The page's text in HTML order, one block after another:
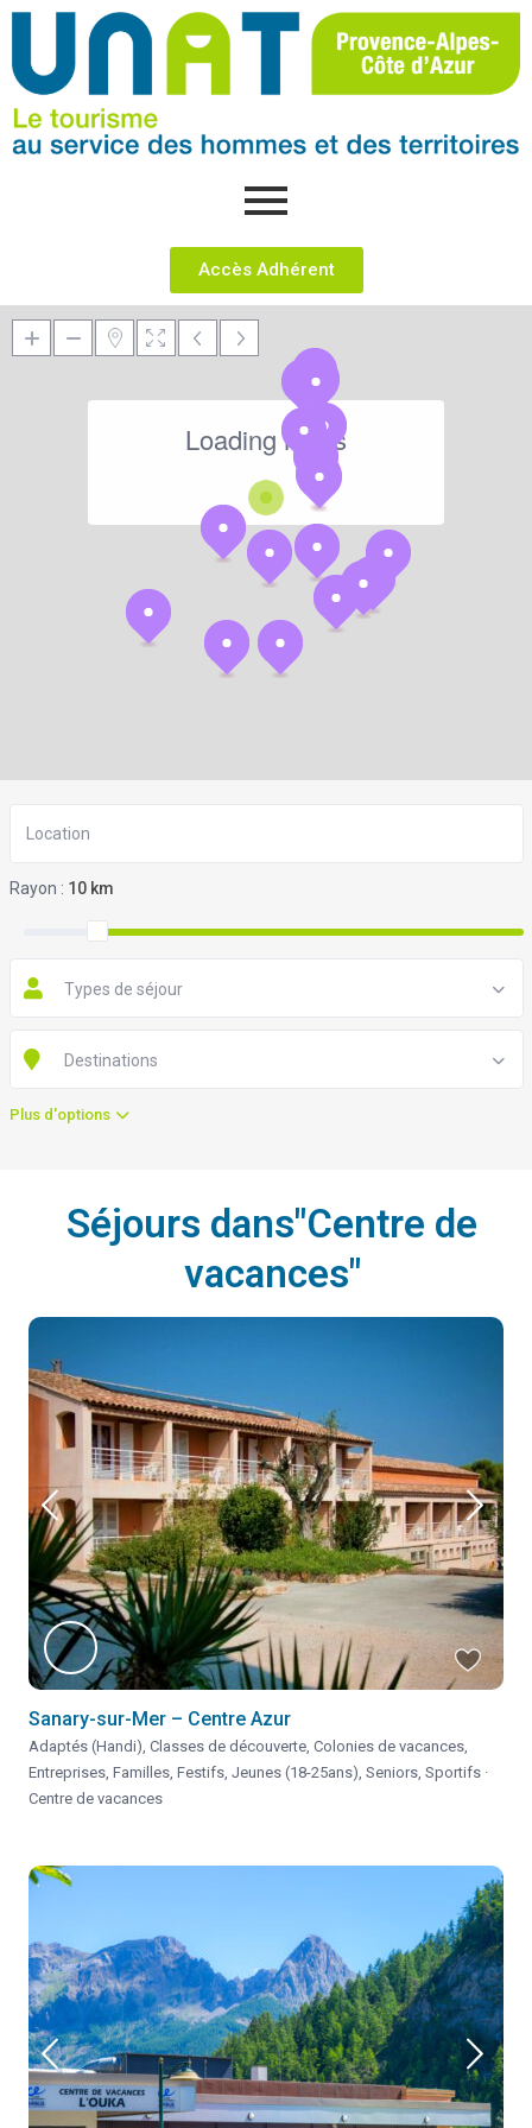
Accès Adhérent
Loading Maps
Rayon : 10 km
Types de séjour
Destinations
Plus d'options
Séjours dans"Centre de
vacances"
Sanary-sur-Mer – Centre Azur
Adaptés (Handi) Classes de découverte Colonies de vacances
Entreprises Familles Festifs Jeunes (18-25ans) Seniors Sportifs ·
Centre de vacances